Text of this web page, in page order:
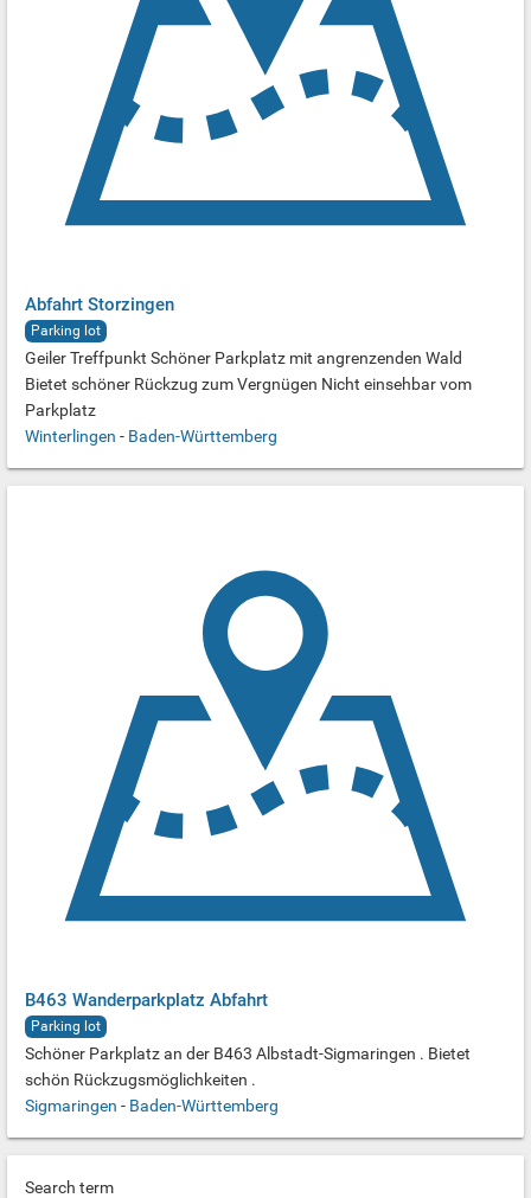
Abfahrt Storzingen
Parking lot
Geiler Treffpunkt Schöner Parkplatz mit angrenzenden Wald
Bietet schöner Rückzug zum Vergnügen Nicht einsehbar vom
Parkplatz
Winterlingen - Baden-Württemberg
B463 Wanderparkplatz Abfahrt
Parking lot
Schöner Parkplatz an der B463 Albstadt-Sigmaringen . Bietet
schön Rückzugsmöglichkeiten .
Sigmaringen - Baden-Württemberg
Search term